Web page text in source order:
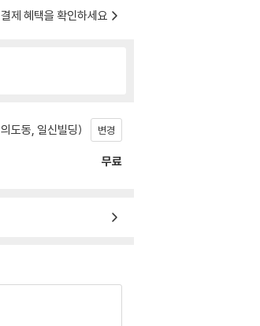
제 혜택을 확인하세요
도동, 일신빌딩) 변경
무료